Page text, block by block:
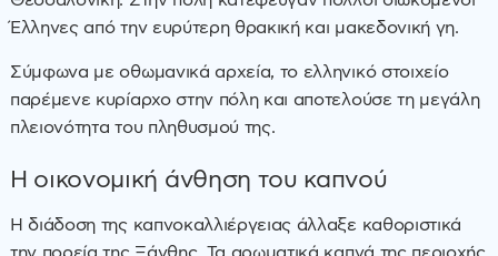
Έλληνες από την ευρύτερη θρακική και μακεδονική γη.
Σύμφωνα με οθωμανικά αρχεία, το ελληνικό στοιχείο
παρέμενε κυρίαρχο στην πόλη και αποτελούσε τη μεγάλη
πλειονότητα του πληθυσμού της.
Η οικονομική άνθηση του καπνού
Η διάδοση της καπνοκαλλιέργειας άλλαξε καθοριστικά